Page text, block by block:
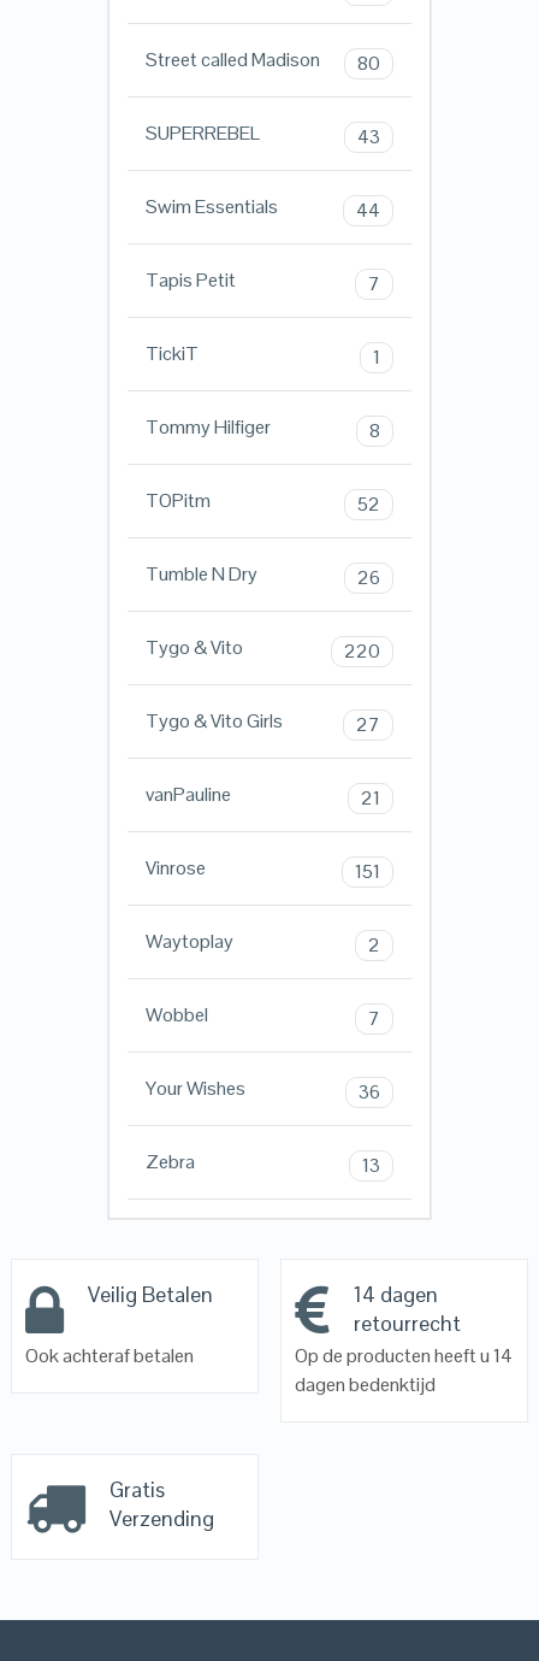
Street called Madison 80
SUPERREBEL 43
Swim Essentials 44
Tapis Petit 7
TickiT 1
Tommy Hilfiger 8
TOPitm 52
Tumble N Dry 26
Tygo & Vito 220
Tygo & Vito Girls 27
vanPauline 21
Vinrose 151
Waytoplay 2
Wobbel 7
Your Wishes 36
Zebra 13
Veilig Betalen
Ook achteraf betalen
14 dagen
retourrecht
Op de producten heeft u 14
dagen bedenktijd
Gratis
Verzending